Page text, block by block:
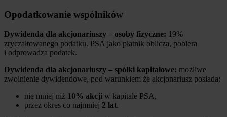
Opodatkowanie wspólników
Dywidenda dla akcjonariuszy – osoby fizyczne: 19%
zryczałtowanego podatku. PSA jako płatnik oblicza, pobiera
i odprowadza podatek.
Dywidenda dla akcjonariuszy – spółki kapitałowe: możliwe
zwolnienie dywidendowe, pod warunkiem że akcjonariusz posiada:
nie mniej niż 10% akcji w kapitale PSA,
przez okres co najmniej 2 lat.